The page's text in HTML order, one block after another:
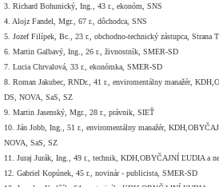
3. Richard Bohunický, Ing., 43 r., ekonóm, SNS
4. Alojz Fandel, Mgr., 67 r., dôchodca, SNS
5. Jozef Filípek, Bc., 23 r., obchodno-technický zástupca, Strana
6. Martin Galbavý, Ing., 26 r., živnostník, SMER-SD
7. Lucia Chrvalová, 33 r., ekonómka, SMER-SD
8. Roman Jakubec, RNDr., 41 r., enviromentálny manažér,
DS, NOVA, SaS, SZ
9. Martin Jasenský, Mgr., 28 r., právnik, SIEŤ
10. Ján Jobb, Ing., 51 r., enviromentálny manažér,
NOVA, SaS, SZ
11. Juraj Jurák, Ing., 49 r., technik, KDH,OBYČAJNÍ ĽUDIA a
12. Gabriel Kopúnek, 45 r., novinár - publicista, SMER-SD